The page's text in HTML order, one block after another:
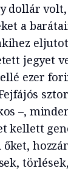
dollár
a
jegyet
ezer
–,
kellett